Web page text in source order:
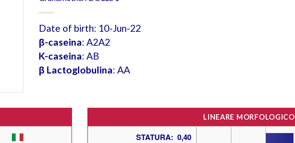
Date of birth: 10-Jun-22
β-caseina: A2A2
K-caseina: AB
β Lactoglobulina: AA
LINEARE MORFOLOGICO